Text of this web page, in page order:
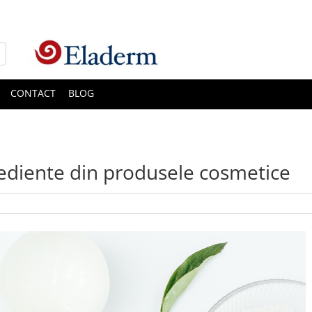
CONTACT BLOG
din produsele cosmetice